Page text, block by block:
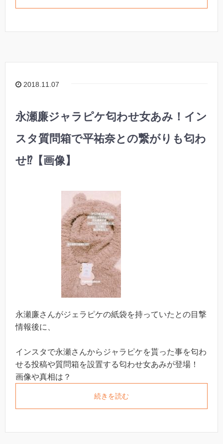
2018.11.07
永瀬廉ジャラピケ匂わせ女あみ！イン
スタ質問箱で平祐奈との繋がりも匂わ
せ⁉︎【画像】
永瀬廉さんがジェラピケの紙袋を持っていたとの目撃
情報後に、
インスタで永瀬さんからジャラピケを貰った事を匂わ
せる投稿や質問箱を設置する匂わせ女あみが登場！
画像や真相は？
続きを読む